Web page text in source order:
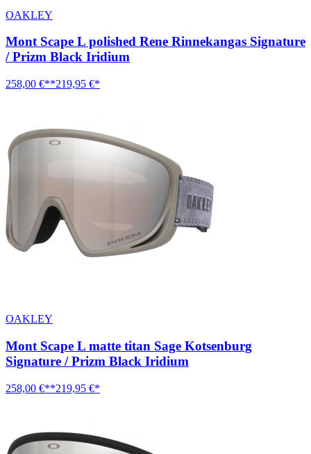
OAKLEY
Mont Scape L polished Rene Rinnekangas Signature
/ Prizm Black Iridium
258,00 €**219,95 €*
OAKLEY
Mont Scape L matte titan Sage Kotsenburg
Signature / Prizm Black Iridium
258,00 €**219,95 €*